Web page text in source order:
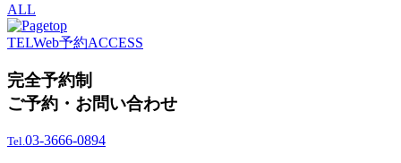
ALL
TELWeb予約ACCESS
完全予約制
ご予約・お問い合わせ
Tel.03-3666-0894